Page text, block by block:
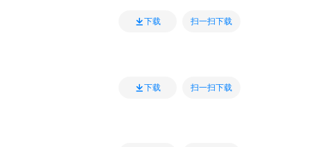
下载 扫一扫下载
下载 扫一扫下载